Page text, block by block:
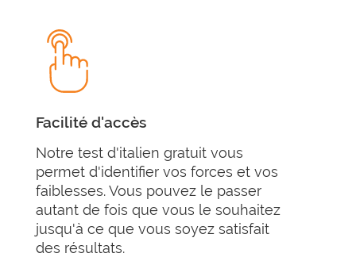
Facilité d'accès
Notre test d'italien gratuit vous
permet d'identifier vos forces et vos
faiblesses. Vous pouvez le passer
autant de fois que vous le souhaitez
jusqu'à ce que vous soyez satisfait
des résultats.